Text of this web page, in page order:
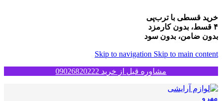
خرید قسطی با ترب‌پی
۴ قسط، بدون کارمزد
بدون ضامن، بدون سود
Skip to navigation Skip to main content
مشاوره قبل از خرید 09026820222